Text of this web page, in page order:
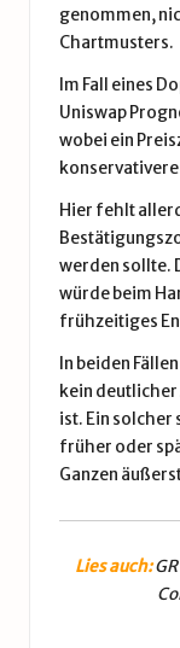
genommen,
Chartmusters.
Im Fall eines
Uniswap
wobei ein
Hier fehlt
werden sollte.
würde beim
frühzeitiges
In beiden
kein deutlicher
ist. Ein solcher
früher oder
Ganzen
Lies auch: